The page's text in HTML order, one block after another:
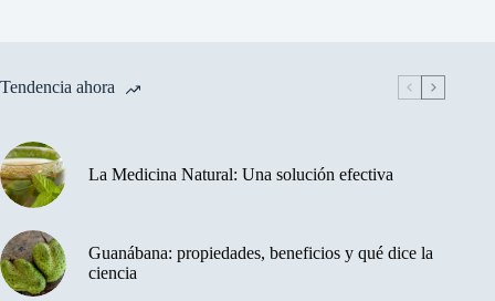
Tendencia ahora
La Medicina Natural: Una solución efectiva
Guanábana: propiedades, beneficios y qué dice la
ciencia